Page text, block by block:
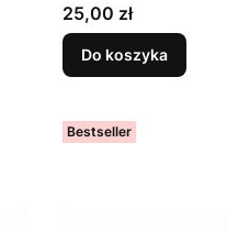
Cena
25,00 zł
Do koszyka
Bestseller